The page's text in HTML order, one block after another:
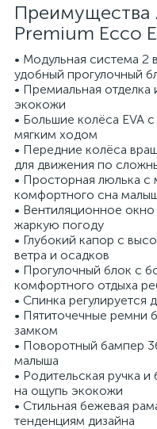
Преимущества
Premium Ecco
• Модульная система 2
удобный прогулочный
• Премиальная отделка
экокожи
• Большие колёса EVA
мягким ходом
• Передние колёса
для движения по
• Просторная люлька с
комфортного сна
• Вентиляционное окно
жаркую погоду
• Глубокий капор с
ветра и осадков
• Прогулочный блок с
комфортного отдыха
• Спинка регулируется
• Пятиточечные ремни
замком
• Поворотный бампер
малыша
• Родительская ручка
на ощупь экокожи
• Стильная бежевая
тенденциям дизайна